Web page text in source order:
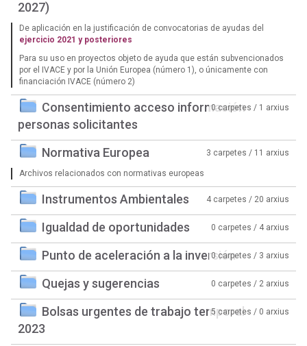
2027)
De aplicación en la justificación de convocatorias de ayudas del
ejercicio 2021 y posteriores
Para su uso en proyectos objeto de ayuda que están subvencionados
por el IVACE y por la Unión Europea (número 1), o únicamente con
financiación IVACE (número 2)
Consentimiento acceso información
personas solicitantes
0 carpetes / 1 arxius
Normativa Europea 3 carpetes / 11 arxius
Archivos relacionados con normativas europeas
Instrumentos Ambientales 4 carpetes / 20 arxius
Igualdad de oportunidades 0 carpetes / 4 arxius
Punto de aceleración a la inversión0 carpetes / 3 arxius
Quejas y sugerencias 0 carpetes / 2 arxius
Bolsas urgentes de trabajo temporal
2023
5 carpetes / 0 arxius